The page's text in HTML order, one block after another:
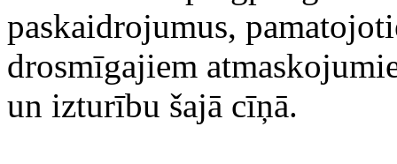
paskaidrojumus,
drosmīgajiem
un izturību šajā cīņā.